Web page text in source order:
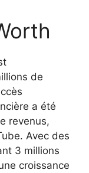
de
a été
revenus,
Avec des
3 millions
croissance